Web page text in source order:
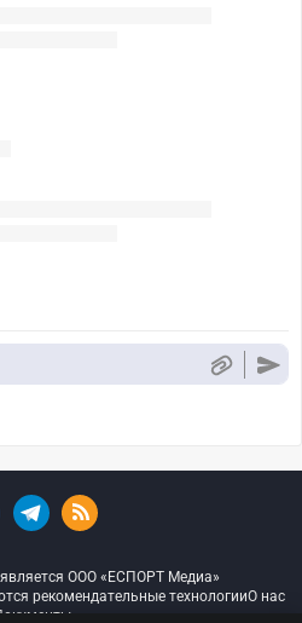
ООО «ЕСПОРТ Медиа»
рекомендательные технологииО нас